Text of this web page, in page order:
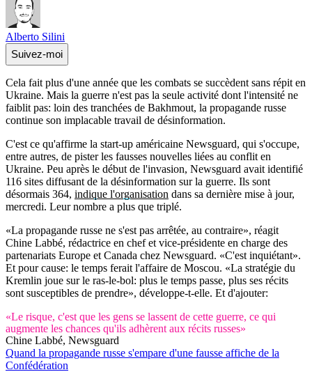
Alberto Silini
Suivez-moi
Cela fait plus d'une année que les combats se succèdent sans répit en
Ukraine. Mais la guerre n'est pas la seule activité dont l'intensité ne
faiblit pas: loin des tranchées de Bakhmout, la propagande russe
continue son implacable travail de désinformation.
C'est ce qu'affirme la start-up américaine Newsguard, qui s'occupe,
entre autres, de pister les fausses nouvelles liées au conflit en
Ukraine. Peu après le début de l'invasion, Newsguard avait identifié
116 sites diffusant de la désinformation sur la guerre. Ils sont
désormais 364, indique l'organisation dans sa dernière mise à jour,
mercredi. Leur nombre a plus que triplé.
«La propagande russe ne s'est pas arrêtée, au contraire», réagit
Chine Labbé, rédactrice en chef et vice-présidente en charge des
partenariats Europe et Canada chez Newsguard. «C'est inquiétant».
Et pour cause: le temps ferait l'affaire de Moscou. «La stratégie du
Kremlin joue sur le ras-le-bol: plus le temps passe, plus ses récits
sont susceptibles de prendre», développe-t-elle. Et d'ajouter:
«Le risque, c'est que les gens se lassent de cette guerre, ce qui
augmente les chances qu'ils adhèrent aux récits russes»
Chine Labbé, Newsguard
Quand la propagande russe s'empare d'une fausse affiche de la
Confédération